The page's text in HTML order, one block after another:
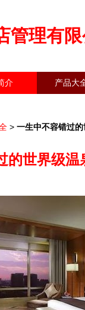
管理有限
介 产品大
> 一生中不容错过
的世界级温